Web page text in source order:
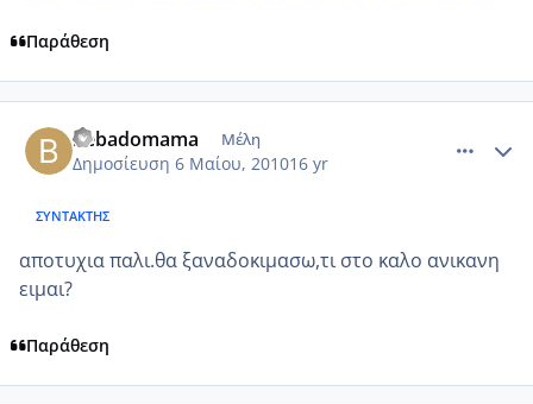
Παράθεση
bebadomama Μέλη
Δημοσίευση 6 Μαίου, 201016 yr
ΣΥΝΤΆΚΤΗΣ
αποτυχια παλι.θα ξαναδοκιμασω,τι στο καλο ανικανη
ειμαι?
Παράθεση